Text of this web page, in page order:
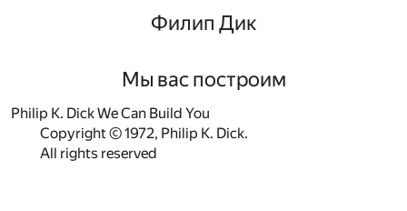
Филип Дик
Мы вас построим
Philip K. Dick We Can Build You
Copyright © 1972, Philip K. Dick.
All rights reserved